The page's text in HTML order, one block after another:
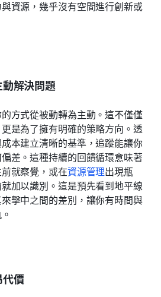
資源，幾乎沒有空間進行創新或
解決問題
方式從被動轉為主動。這不僅僅
是為了擁有明確的策略方向。透
本建立清晰的基準，追蹤能讓你
差。這種持續的回饋循環意味著
就察覺，或在資源管理出現瓶
加以識別。這是預先看到地平線
擊中之間的差別，讓你有時間與
價